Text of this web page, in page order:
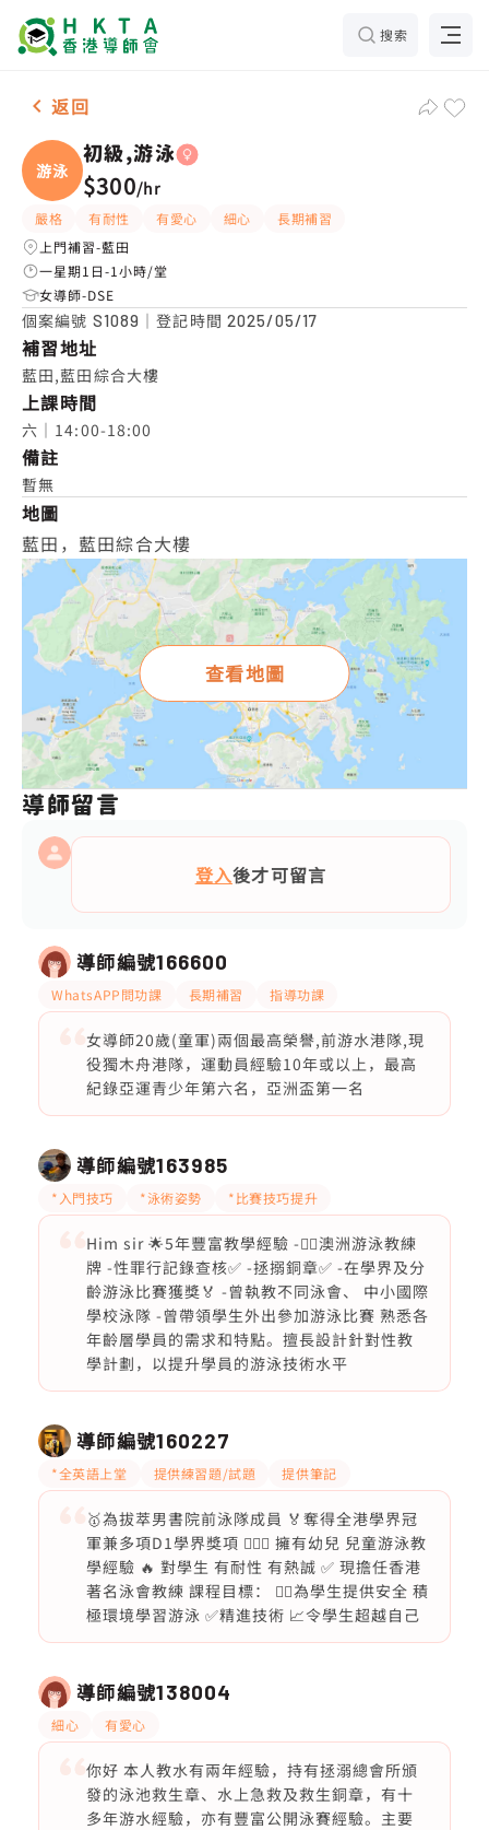
搜索
女-1名 初級,游泳，藍田 補習推介
返回
游泳
初級,游泳
$300/hr
嚴格 有耐性 有愛心 細心
長期補習
上門補習-藍田
一星期1日-1小時/堂
女導師-DSE
個案編號 S1089 ｜登記時間 2025/05/17
補習地址
藍田,藍田綜合大樓
上課時間
六｜14:00-18:00
備註
暫無
地圖
藍田，藍田綜合大樓
查看地圖
導師留言
登入後才可留言
導師編號166600
WhatsAPP問功課 長期補習 指導功課
女導師20歲(童軍)兩個最高榮譽,前游水港隊,現
役獨木舟港隊，運動員經驗10年或以上，最高
紀錄亞運青少年第六名，亞洲盃第一名
導師編號163985
*入門技巧 *泳術姿勢 *比賽技巧提升
Him sir 🌟5年豐富教學經驗 -🏊‍♂️澳洲游泳教練
牌 -性罪行記錄查核✅ -拯搦銅章✅ -在學界及分
齡游泳比賽獲獎🏅 -曾執教不同泳會、 中小國際
學校泳隊 -曾帶領學生外出參加游泳比賽 熟悉各
年齡層學員的需求和特點。擅長設計針對性教
學計劃，以提升學員的游泳技術水平
導師編號160227
*全英語上堂 提供練習題/試題 提供筆記
🥇為拔萃男書院前泳隊成員 🏅奪得全港學界冠
軍兼多項D1學界獎項 🏊🏻‍♂️ 擁有幼兒 兒童游泳教
學經驗 🔥 對學生 有耐性 有熱誠 ✅ 現擔任香港
著名泳會教練 課程目標： 🏊🏻為學生提供安全 積
極環境學習游泳 ✅精進技術 📈令學生超越自己
導師編號138004
細心 有愛心
你好 本人教水有兩年經驗，持有拯溺總會所頒
發的泳池救生章、水上急救及救生銅章，有十
多年游水經驗，亦有豐富公開泳賽經驗。主要